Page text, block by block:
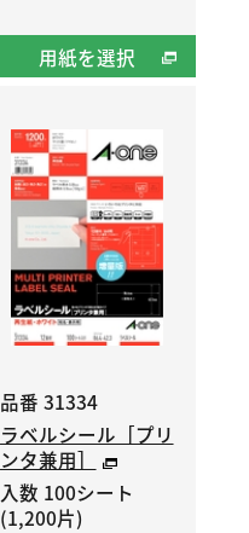
用紙を選択
品番 31334
ラベルシール［プリ
ンタ兼用］
入数 100シート
(1,200片)